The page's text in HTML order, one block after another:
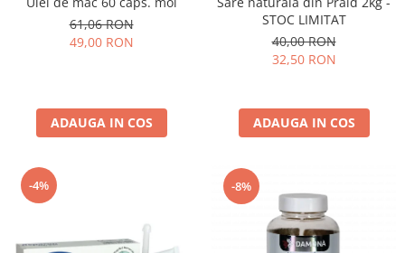
61,06 RON
49,00 RON
ADAUGA IN COS
STOC LIMITAT
40,00 RON
32,50 RON
ADAUGA IN COS
-4% -8%